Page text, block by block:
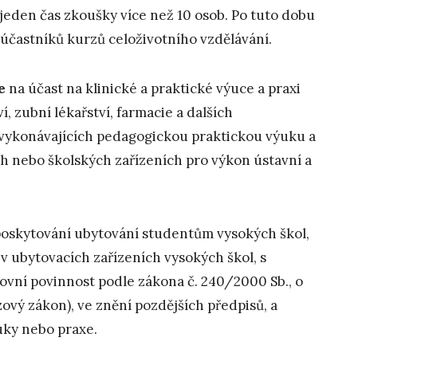
čas zkoušky více než 10 osob. Po tuto dobu
kurzů celoživotního vzdělávání.
na účast na klinické a praktické výuce a praxi
zubní lékařství, farmacie a dalších
pedagogickou praktickou výuku a
nebo školských zařízeních pro výkon ústavní a
ubytování studentům vysokých škol,
ubytovacích zařízeních vysokých škol, s
povinnost podle zákona č. 240/2000 Sb., o
zákon), ve znění pozdějších předpisů, a
nebo praxe.